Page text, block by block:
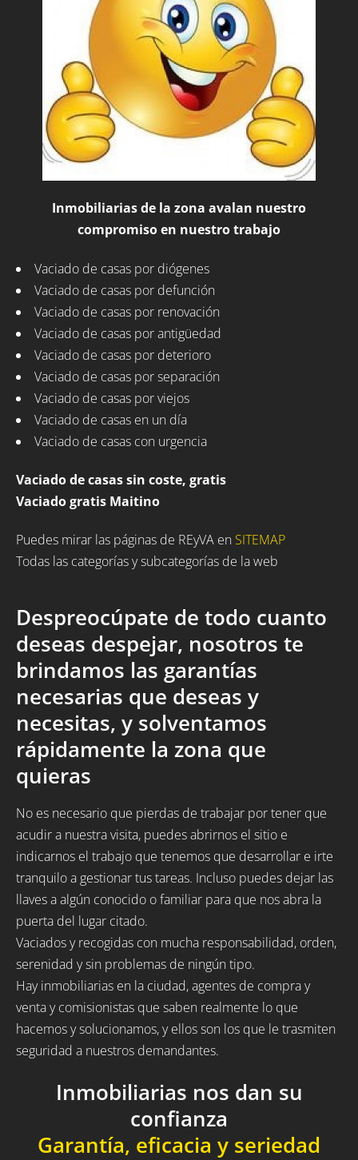
Inmobiliarias de la zona avalan nuestro
compromiso en nuestro trabajo
Vaciado de casas por diógenes
Vaciado de casas por defunción
Vaciado de casas por renovación
Vaciado de casas por antigüedad
Vaciado de casas por deterioro
Vaciado de casas por separación
Vaciado de casas por viejos
Vaciado de casas en un día
Vaciado de casas con urgencia
Vaciado de casas sin coste, gratis
Vaciado gratis Maitino
Puedes mirar las páginas de REyVA en SITEMAP
Todas las categorías y subcategorías de la web
Despreocúpate de todo cuanto
deseas despejar, nosotros te
brindamos las garantías
necesarias que deseas y
necesitas, y solventamos
rápidamente la zona que
quieras
No es necesario que pierdas de trabajar por tener que
acudir a nuestra visita, puedes abrirnos el sitio e
indicarnos el trabajo que tenemos que desarrollar e irte
tranquilo a gestionar tus tareas. Incluso puedes dejar las
llaves a algún conocido o familiar para que nos abra la
puerta del lugar citado.
Vaciados y recogidas con mucha responsabilidad, orden,
serenidad y sin problemas de ningún tipo.
Hay inmobiliarias en la ciudad, agentes de compra y
venta y comisionistas que saben realmente lo que
hacemos y solucionamos, y ellos son los que le trasmiten
seguridad a nuestros demandantes.
Inmobiliarias nos dan su
confianza
Garantía, eficacia y seriedad